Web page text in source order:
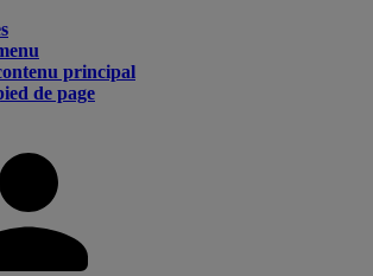
principal
de page